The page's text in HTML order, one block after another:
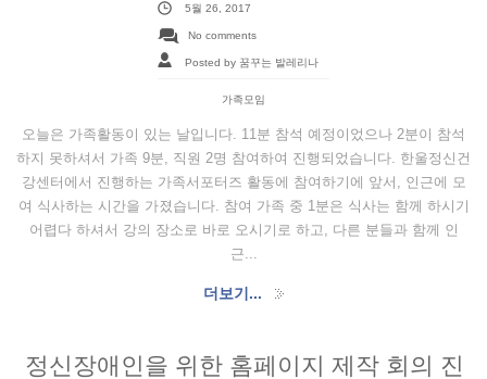
5월 26, 2017
No comments
Posted by 꿈꾸는 발레리나
가족모임
오늘은 가족활동이 있는 날입니다. 11분 참석 예정이었으나 2분이 참석
하지 못하셔서 가족 9분, 직원 2명 참여하여 진행되었습니다. 한울정신건
강센터에서 진행하는 가족서포터즈 활동에 참여하기에 앞서, 인근에 모
여 식사하는 시간을 가졌습니다. 참여 가족 중 1분은 식사는 함께 하시기
어렵다 하셔서 강의 장소로 바로 오시기로 하고, 다른 분들과 함께 인
근...
더보기...
정신장애인을 위한 홈페이지 제작 회의 진